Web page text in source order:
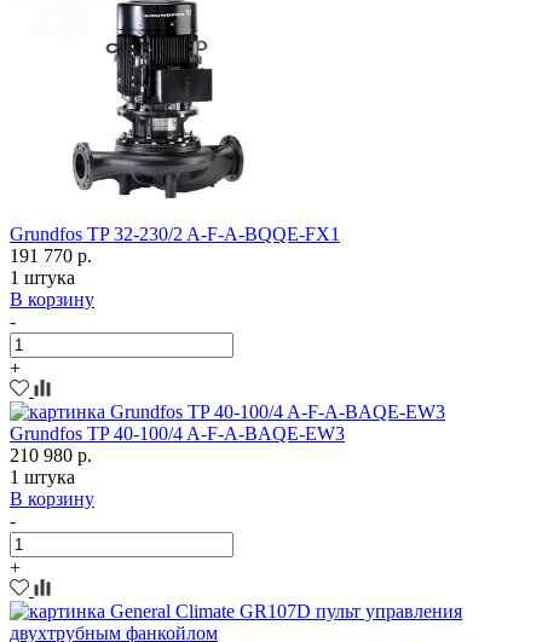
Grundfos TP 32-230/2 A-F-A-BQQE-FX1
191 770 р.
1 штука
В корзину
-
+
Grundfos TP 40-100/4 A-F-A-BAQE-EW3
210 980 р.
1 штука
В корзину
-
+